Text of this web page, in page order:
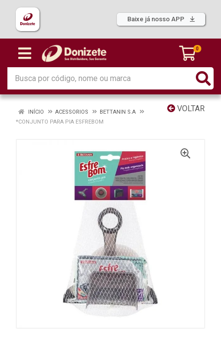
Baixe já nosso APP
0
VOLTAR
INÍCIO ACESSORIOS
BETTANIN S.A
*CONJUNTO PARA PIA ESFREBOM